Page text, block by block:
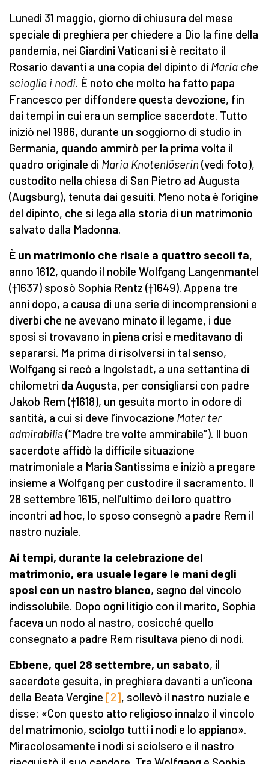
Lunedì 31 maggio, giorno di chiusura del mese
speciale di preghiera per chiedere a Dio la fine della
pandemia, nei Giardini Vaticani si è recitato il
Rosario davanti a una copia del dipinto di Maria che
scioglie i nodi. È noto che molto ha fatto papa
Francesco per diffondere questa devozione, fin
dai tempi in cui era un semplice sacerdote. Tutto
iniziò nel 1986, durante un soggiorno di studio in
Germania, quando ammirò per la prima volta il
quadro originale di Maria Knotenlöserin (vedi foto),
custodito nella chiesa di San Pietro ad Augusta
(Augsburg), tenuta dai gesuiti. Meno nota è l’origine
del dipinto, che si lega alla storia di un matrimonio
salvato dalla Madonna.
È un matrimonio che risale a quattro secoli fa,
anno 1612, quando il nobile Wolfgang Langenmantel
(†1637) sposò Sophia Rentz (†1649). Appena tre
anni dopo, a causa di una serie di incomprensioni e
diverbi che ne avevano minato il legame, i due
sposi si trovavano in piena crisi e meditavano di
separarsi. Ma prima di risolversi in tal senso,
Wolfgang si recò a Ingolstadt, a una settantina di
chilometri da Augusta, per consigliarsi con padre
Jakob Rem (†1618), un gesuita morto in odore di
santità, a cui si deve l’invocazione Mater ter
admirabilis(“Madre tre volte ammirabile”). Il buon
sacerdote affidò la difficile situazione
matrimoniale a Maria Santissima e iniziò a pregare
insieme a Wolfgang per custodire il sacramento. Il
28 settembre 1615, nell’ultimo dei loro quattro
incontri ad hoc, lo sposo consegnò a padre Rem il
nastro nuziale.
Ai tempi, durante la celebrazione del
matrimonio, era usuale legare le mani degli
sposi con un nastro bianco, segno del vincolo
indissolubile. Dopo ogni litigio con il marito, Sophia
faceva un nodo al nastro, cosicché quello
consegnato a padre Rem risultava pieno di nodi.
Ebbene, quel 28 settembre, un sabato, il
sacerdote gesuita, in preghiera davanti a un’icona
della Beata Vergine [2], sollevò il nastro nuziale e
disse: «Con questo atto religioso innalzo il vincolo
del matrimonio, sciolgo tutti i nodi e lo appiano».
Miracolosamente i nodi si sciolsero e il nastro